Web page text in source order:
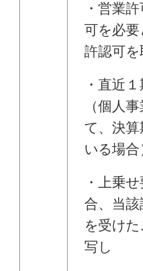
・営業
可を必要
許認可を
・直近
（個人
て、決
いる場合
・上乗
合、当該
を受け
写し